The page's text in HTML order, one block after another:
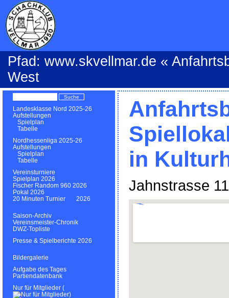
Pfad: www.skvellmar.de «
West
Landesklasse Nord 2025-26
Aufstellungen
Spielplan
Tabelle
Nordhessenliga 2025-26
Aufstellungen
Spielplan
Tabelle
Vereinsturniere
Spielplan 2026
Fischer Random 960 2026
Pokal 2026
20 Minuten Turnier 2026
Saison-Archiv
Vereinsmeister-Chronik
DWZ-Topliste
Presse & Spielberichte 2026
Bildergalerie
Aufgabe des Tages
Partiendatenbank
Nur für Mitglieder (
)
in
Jahnstrasse